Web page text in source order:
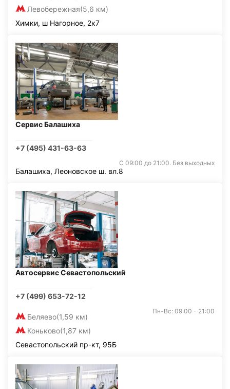
Левобережная(5,6 км)
Химки, ш Нагорное, 2к7
Сервис Балашиха
+7 (495) 431-63-63
С 09:00 до 21:00. Без выходных
Балашиха, Леоновское ш. вл.8
Автосервис Севастопольский
+7 (499) 653-72-12
Беляево(1,59 км)
Коньково(1,87 км)
Пн-Вс: 09:00 - 21:00
Севастопольский пр-кт, 95Б